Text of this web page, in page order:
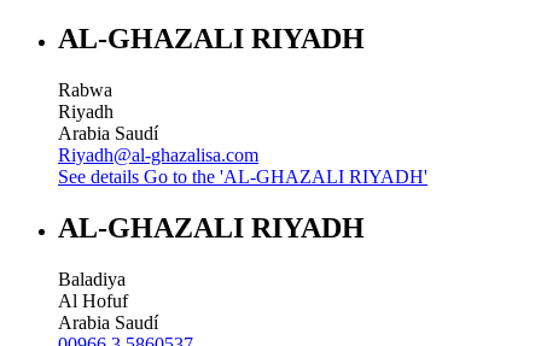
AL-GHAZALI RIYADH
Rabwa
Riyadh
Arabia Saudí
Riyadh@al-ghazalisa.com
See details Go to the 'AL-GHAZALI RIYADH'
AL-GHAZALI RIYADH
Baladiya
Al Hofuf
Arabia Saudí